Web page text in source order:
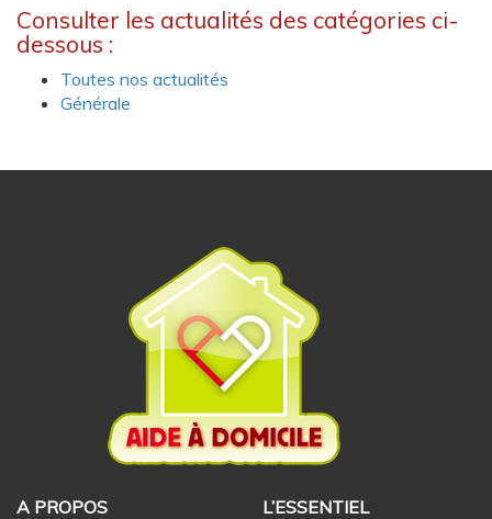
Zone d'intervention
Informations utiles
Consulter les actualités des catégories ci-
dessous :
Toutes nos actualités
Générale
A PROPOS L’ESSENTIEL